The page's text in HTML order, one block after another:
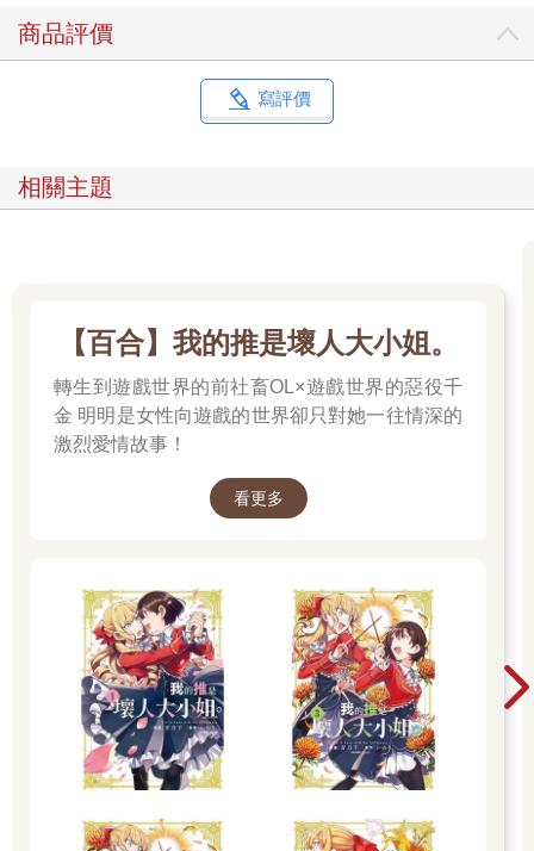
商品評價
寫評價
相關主題
【百合】我的推是壞人大小姐。
轉生到遊戲世界的前社畜OL×遊戲世界的惡役千
金 明明是女性向遊戲的世界卻只對她一往情深的
激烈愛情故事！
看更多